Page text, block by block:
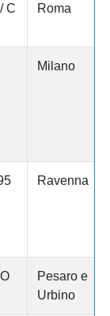
C Roma
Milano
Ravenna
Pesaro e
Urbino